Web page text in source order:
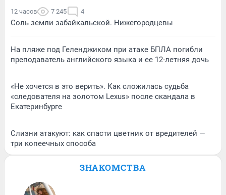
12 часов 7 245 4
Соль земли забайкальской. Нижегородцевы
На пляже под Геленджиком при атаке БПЛА погибли
преподаватель английского языка и ее 12-летняя дочь
«Не хочется в это верить». Как сложилась судьба
«следователя на золотом Lexus» после скандала в
Екатеринбурге
Слизни атакуют: как спасти цветник от вредителей —
три копеечных способа
ЗНАКОМСТВА